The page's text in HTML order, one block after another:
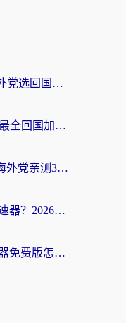
ChickCN和章鱼哪个好？海外党选回国加速器的3个关键维度 + 实用避坑指南
中国VPN评测：海外党2026最全回国加速器选择指南，告别地区限制不踩坑
雷神手游和hi龟龟好用吗？海外党亲测3款回国加速器，教你选对国外到国内加速器
在法国玩国内游戏用什么加速器？2026实测解决延迟卡顿的实用指南
海外党别愁！一键回国加速器免费版怎么选？从踩坑到流畅访问的全攻略